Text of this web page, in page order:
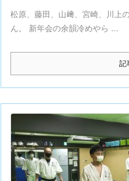
松原、藤田、山﨑、宮崎、川上
ん。 新年会の余韻冷めやら ...
記